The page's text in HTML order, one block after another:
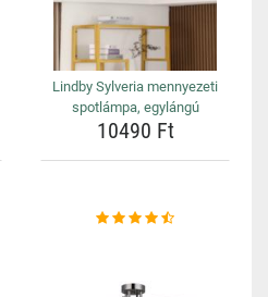
Lindby Sylveria mennyezeti
spotlámpa, egylángú
10490 Ft